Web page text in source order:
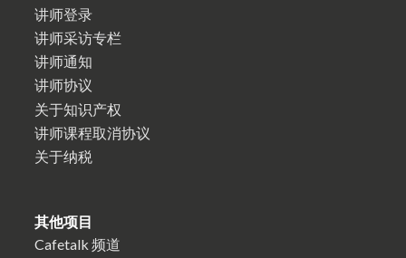
讲师登录
讲师采访专栏
讲师通知
讲师协议
关于知识产权
讲师课程取消协议
关于纳税
其他项目
Cafetalk 频道